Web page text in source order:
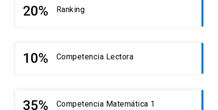
20% Ranking
10% Competencia Lectora
35% Competencia Matemática 1